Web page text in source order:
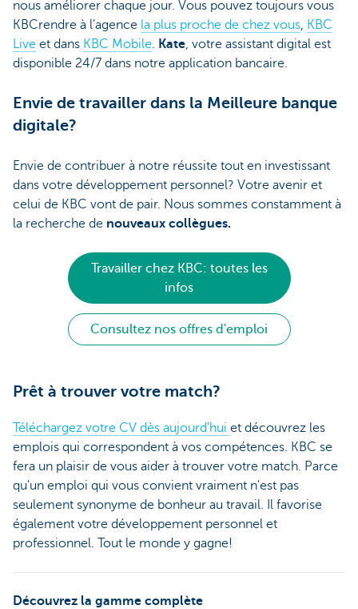
nous améliorer chaque jour. Vous pouvez toujours vous
KBCrendre à l’agence la plus proche de chez vous, KBC
Live et dans KBC Mobile. Kate, votre assistant digital est
disponible 24/7 dans notre application bancaire.
Envie de travailler dans la Meilleure banque
digitale?
Envie de contribuer à notre réussite tout en investissant
dans votre développement personnel? Votre avenir et
celui de KBC vont de pair. Nous sommes constamment à
la recherche de nouveaux collègues.
Travailler chez KBC: toutes les
infos
Consultez nos offres d'emploi
Prêt à trouver votre match?
Téléchargez votre CV dès aujourd'hui et découvrez les
emplois qui correspondent à vos compétences. KBC se
fera un plaisir de vous aider à trouver votre match. Parce
qu'un emploi qui vous convient vraiment n'est pas
seulement synonyme de bonheur au travail. Il favorise
également votre développement personnel et
professionnel. Tout le monde y gagne!
Découvrez la gamme complète